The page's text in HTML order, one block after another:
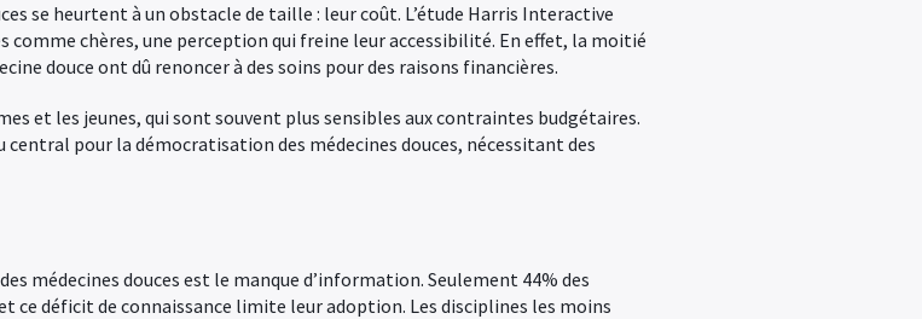
se heurtent à un obstacle de taille : leur coût. L’étude Harris Interactive
comme chères, une perception qui freine leur accessibilité. En effet, la moitié
douce ont dû renoncer à des soins pour des raisons financières.
et les jeunes, qui sont souvent plus sensibles aux contraintes budgétaires.
pour la démocratisation des médecines douces, nécessitant des
médecines douces est le manque d’information. Seulement 44% des
ce déficit de connaissance limite leur adoption. Les disciplines les moins